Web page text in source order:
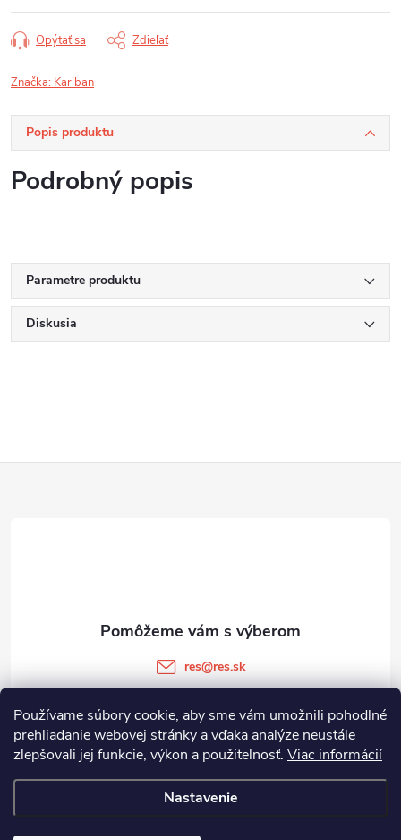
Používame súbory cookie, aby sme vám umožnili pohodlné
prehliadanie webovej stránky a vďaka analýze neustále
zlepšovali jej funkcie, výkon a použiteľnosť. Viac informácií
Nastavenie
Opýtať sa Zdieľať
Značka: Kariban
Popis produktu
Podrobný popis
Parametre produktu
Diskusia
i
e
Informácie pre vás
res@res.sk